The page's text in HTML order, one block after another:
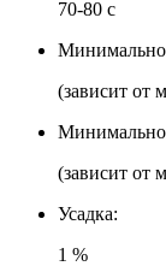
70-80 с
(зависит от
(зависит от
Усадка:
1 %